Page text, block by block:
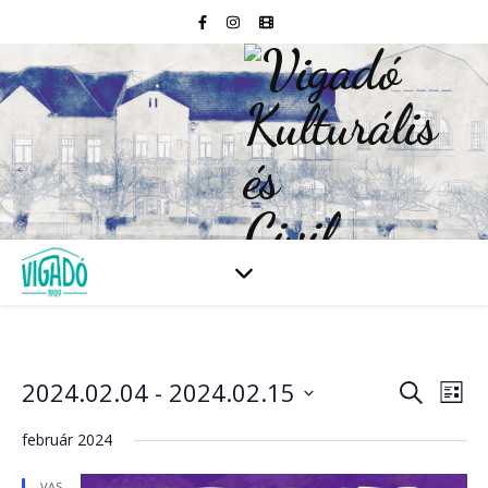
Keresett
Lista
2024.02.04 - 2024.02.15
kiválasztása.
február 2024